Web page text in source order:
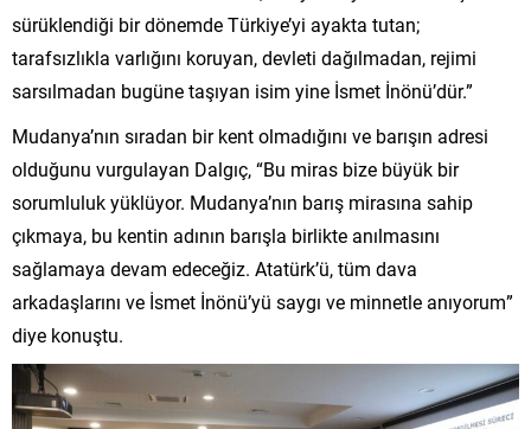
sürüklendiği bir dönemde Türkiye’yi ayakta tutan;
tarafsızlıkla varlığını koruyan, devleti dağılmadan, rejimi
sarsılmadan bugüne taşıyan isim yine İsmet İnönü’dür.”
Mudanya’nın sıradan bir kent olmadığını ve barışın adresi
olduğunu vurgulayan Dalgıç, “Bu miras bize büyük bir
sorumluluk yüklüyor. Mudanya’nın barış mirasına sahip
çıkmaya, bu kentin adının barışla birlikte anılmasını
sağlamaya devam edeceğiz. Atatürk’ü, tüm dava
arkadaşlarını ve İsmet İnönü’yü saygı ve minnetle anıyorum”
diye konuştu.